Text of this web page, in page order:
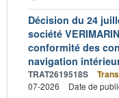
Décision du 24
société
conformité des
navigation
TRAT2619518S
07-2026
Date de